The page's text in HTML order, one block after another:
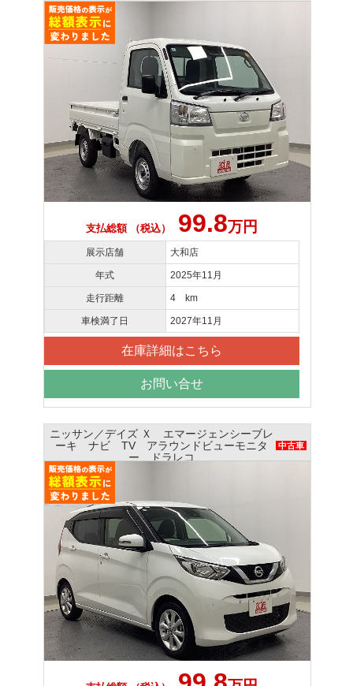
支払総額 （税込） 99.8万円
展示店舗 大和店
年式 2025年11月
走行距離 4 km
車検満了日 2027年11月
在庫詳細はこちら
お問い合せ
ニッサン／デイズ Ｘ エマージェンシーブレ
ーキ ナビ TV アラウンドビューモニタ
ー ドラレコ
中古車